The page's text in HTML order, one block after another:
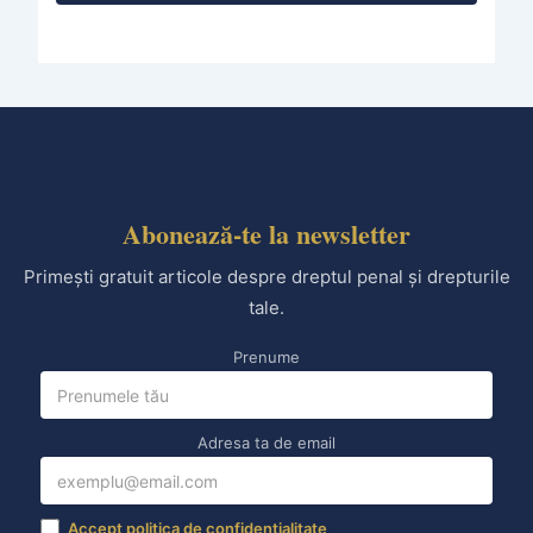
Abonează-te la newsletter
Primești gratuit articole despre dreptul penal și drepturile
tale.
Prenume
Adresa ta de email
Accept politica de confidențialitate